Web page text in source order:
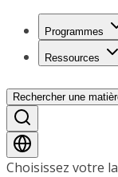
Programmes
Ressources
Rechercher une
Choisissez votre